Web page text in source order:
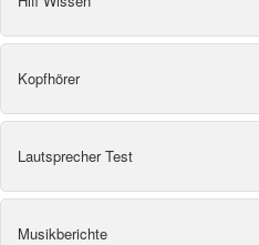
Kopfhörer
Lautsprecher Test
Musikberichte